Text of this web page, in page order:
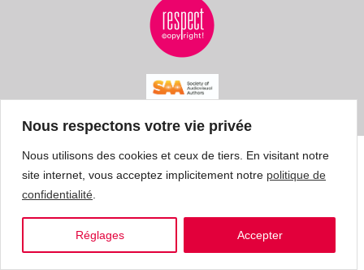
Nous respectons votre vie privée
Nous utilisons des cookies et ceux de tiers. En visitant notre
site internet, vous acceptez implicitement notre politique de
confidentialité
Réglages Accepter